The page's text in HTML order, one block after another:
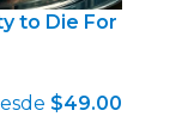
to Die For
$49.00